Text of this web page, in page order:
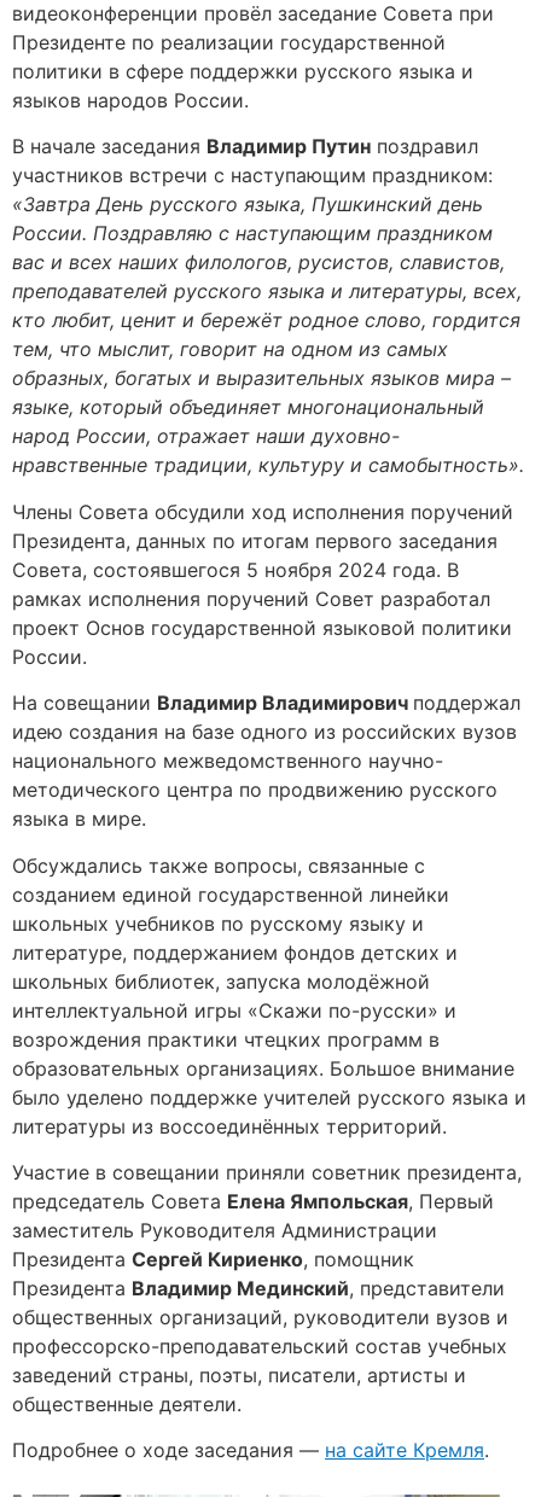
видеоконференции провёл заседание Совета при
Президенте по реализации государственной
политики в сфере поддержки русского языка и
языков народов России.
В начале заседания Владимир Путин поздравил
участников встречи с наступающим праздником:
«Завтра День русского языка, Пушкинский день
России. Поздравляю с наступающим праздником
вас и всех наших филологов, русистов, славистов,
преподавателей русского языка и литературы, всех,
кто любит, ценит и бережёт родное слово, гордится
тем, что мыслит, говорит на одном из самых
образных, богатых и выразительных языков мира –
языке, который объединяет многонациональный
народ России, отражает наши духовно-
нравственные традиции, культуру и самобытность».
Члены Совета обсудили ход исполнения поручений
Президента, данных по итогам первого заседания
Совета, состоявшегося 5 ноября 2024 года. В
рамках исполнения поручений Совет разработал
проект Основ государственной языковой политики
России.
На совещании Владимир Владимирович поддержал
идею создания на базе одного из российских вузов
национального межведомственного научно-
методического центра по продвижению русского
языка в мире.
Обсуждались также вопросы, связанные с
созданием единой государственной линейки
школьных учебников по русскому языку и
литературе, поддержанием фондов детских и
школьных библиотек, запуска молодёжной
интеллектуальной игры «Скажи по-русски» и
возрождения практики чтецких программ в
образовательных организациях. Большое внимание
было уделено поддержке учителей русского языка и
литературы из воссоединённых территорий.
Участие в совещании приняли советник президента,
председатель Совета Елена Ямпольская, Первый
заместитель Руководителя Администрации
Президента Сергей Кириенко, помощник
Президента Владимир Мединский, представители
общественных организаций, руководители вузов и
профессорско-преподавательский состав учебных
заведений страны, поэты, писатели, артисты и
общественные деятели.
Подробнее о ходе заседания — на сайте Кремля.